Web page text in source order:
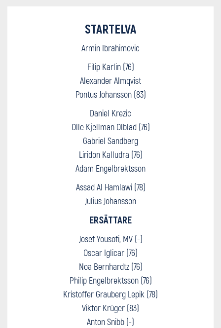
STARTELVA
Armin Ibrahimovic
Filip Karlin (76)
Alexander Almqvist
Pontus Johansson (83)
Daniel Krezic
Olle Kjellman Olblad (76)
Gabriel Sandberg
Liridon Kalludra (76)
Adam Engelbrektsson
Assad Al Hamlawi (78)
Julius Johansson
ERSÄTTARE
Josef Yousofi, MV (-)
Oscar Iglicar (76)
Noa Bernhardtz (76)
Philip Engelbrektsson (76)
Kristoffer Grauberg Lepik (78)
Viktor Krüger (83)
Anton Snibb (-)